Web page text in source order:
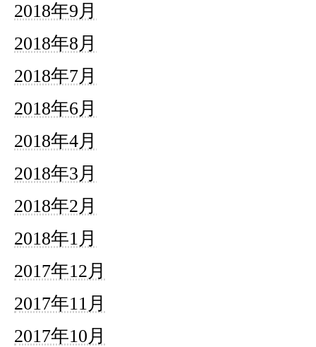
2018年9月
2018年8月
2018年7月
2018年6月
2018年4月
2018年3月
2018年2月
2018年1月
2017年12月
2017年11月
2017年10月